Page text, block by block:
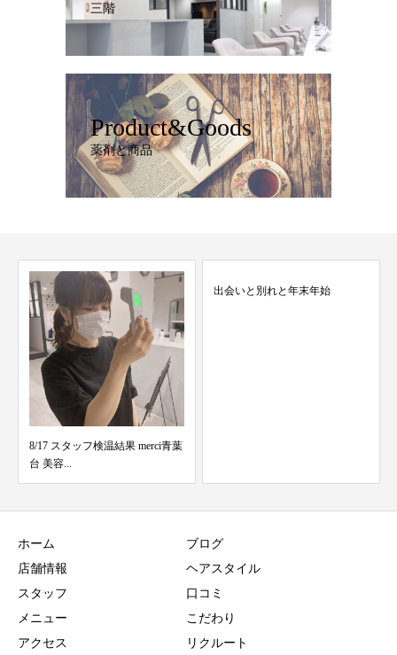
三階
Product&Goods
薬剤と商品
出会いと別れと年末年始
ホーム
店舗情報
スタッフ
メニュー
アクセス
ブログ
ヘアスタイル
口コミ
こだわり
リクルート